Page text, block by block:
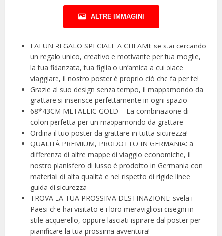
ALTRE IMMAGINI
FAI UN REGALO SPECIALE A CHI AMI: se stai cercando
un regalo unico, creativo e motivante per tua moglie,
la tua fidanzata, tua figlia o un’amica a cui piace
viaggiare, il nostro poster è proprio ciò che fa per te!
Grazie al suo design senza tempo, il mappamondo da
grattare si inserisce perfettamente in ogni spazio
68*43CM METALLIC GOLD – La combinazione di
colori perfetta per un mappamondo da grattare
Ordina il tuo poster da grattare in tutta sicurezza!
QUALITÀ PREMIUM, PRODOTTO IN GERMANIA: a
differenza di altre mappe di viaggio economiche, il
nostro planisfero di lusso è prodotto in Germania con
materiali di alta qualità e nel rispetto di rigide linee
guida di sicurezza
️TROVA LA TUA PROSSIMA DESTINAZIONE: svela i
Paesi che hai visitato e i loro meravigliosi disegni in
stile acquerello, oppure lasciati ispirare dal poster per
pianificare la tua prossima avventura!